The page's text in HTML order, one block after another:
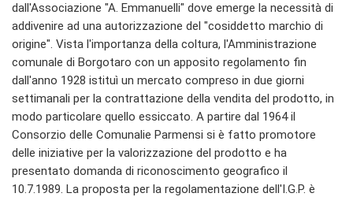
dall'Associazione "A. Emmanuelli" dove emerge la necessità di
addivenire ad una autorizzazione del "cosiddetto marchio di
origine". Vista l'importanza della coltura, l'Amministrazione
comunale di Borgotaro con un apposito regolamento fin
dall'anno 1928 istituì un mercato compreso in due giorni
settimanali per la contrattazione della vendita del prodotto, in
modo particolare quello essiccato. A partire dal 1964 il
Consorzio delle Comunalie Parmensi si è fatto promotore
delle iniziative per la valorizzazione del prodotto e ha
presentato domanda di riconoscimento geografico il
10.7.1989. La proposta per la regolamentazione dell'I.G.P. è